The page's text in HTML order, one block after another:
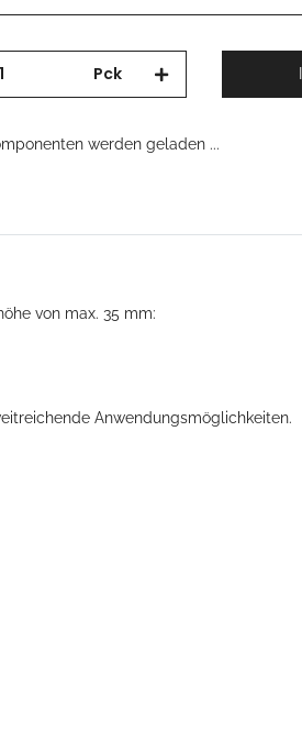
Pck
werden geladen ...
von max. 35 mm:
Anwendungsmöglichkeiten.